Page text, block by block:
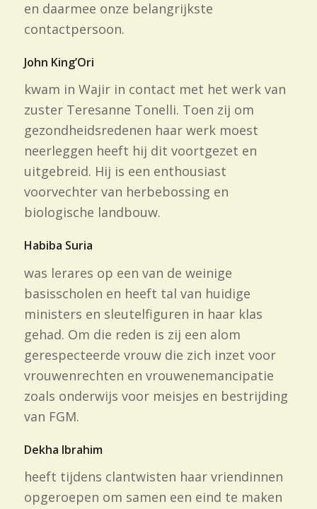
en daarmee onze belangrijkste
contactpersoon.
John King’Ori
kwam in Wajir in contact met het werk van
zuster Teresanne Tonelli. Toen zij om
gezondheidsredenen haar werk moest
neerleggen heeft hij dit voortgezet en
uitgebreid. Hij is een enthousiast
voorvechter van herbebossing en
biologische landbouw.
Habiba Suria
was lerares op een van de weinige
basisscholen en heeft tal van huidige
ministers en sleutelfiguren in haar klas
gehad. Om die reden is zij een alom
gerespecteerde vrouw die zich inzet voor
vrouwenrechten en vrouwenemancipatie
zoals onderwijs voor meisjes en bestrijding
van FGM.
Dekha Ibrahim
heeft tijdens clantwisten haar vriendinnen
opgeroepen om samen een eind te maken